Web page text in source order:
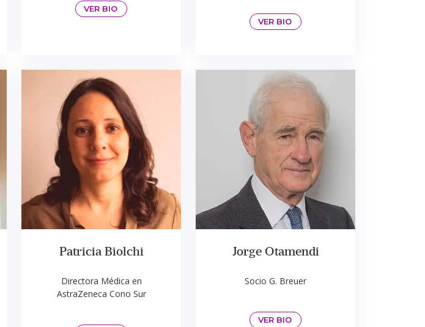
VER BIO
VER BIO
Patricia Biolchi
Directora Médica en
AstraZeneca Cono Sur
Jorge Otamendi
Socio G. Breuer
VER BIO